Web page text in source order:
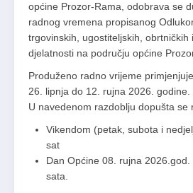
općine Prozor-Rama, odobrava se
radnog vremena propisanog
trgovinskih, ugostiteljskih, obrtničkih
djelatnosti na području općine
Produženo radno vrijeme
26. lipnja do 12. rujna 2026. godine.
U navedenom razdoblju dopušta se
Vikendom (petak, subota i
sat
Dan Općine 08. rujna
sata.